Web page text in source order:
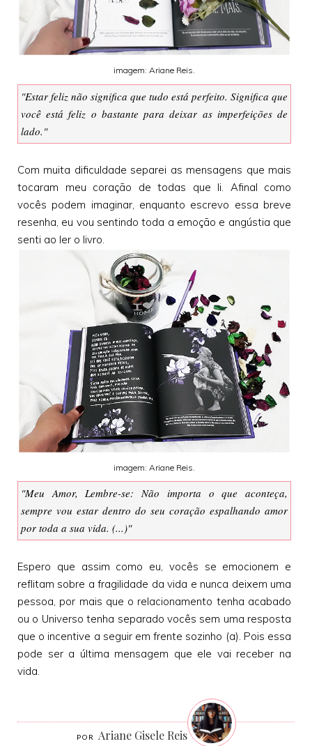
imagem: Ariane Reis.
"Estar feliz não significa que tudo está perfeito. Significa que
você está feliz o bastante para deixar as imperfeições de
lado."
Com muita dificuldade separei as mensagens que mais
tocaram meu coração de todas que li. Afinal como
vocês podem imaginar, enquanto escrevo essa breve
resenha, eu vou sentindo toda a emoção e angústia que
senti ao ler o livro.
imagem: Ariane Reis.
"Meu Amor, Lembre-se: Não importa o que aconteça,
sempre vou estar dentro do seu coração espalhando amor
por toda a sua vida. (...)"
Espero que assim como eu, vocês se emocionem e
reflitam sobre a fragilidade da vida e nunca deixem uma
pessoa, por mais que o relacionamento tenha acabado
ou o Universo tenha separado vocês sem uma resposta
que o incentive a seguir em frente sozinho (a). Pois essa
pode ser a última mensagem que ele vai receber na
vida.
Ariane Gisele Reis